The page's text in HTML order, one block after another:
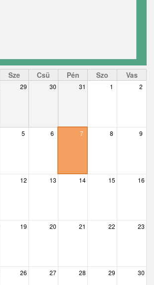
Sze Csü Pén Szo Vas
29 30 31 1 2
5 6 7 8 9
12 13 14 15 16
19 20 21 22 23
26 27 28 29 30